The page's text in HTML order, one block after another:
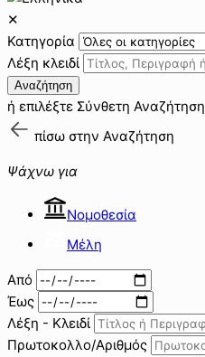
✕
Κατηγορία
Λέξη κλειδί
Αναζήτηση
ή επιλέξτε Σύνθετη Αναζήτηση
πίσω στην Αναζήτηση
Ψάχνω για
Νομοθεσία
Μέλη
Από
Έως
Λέξη - Κλειδί
Πρωτοκολλο/Αριθμός